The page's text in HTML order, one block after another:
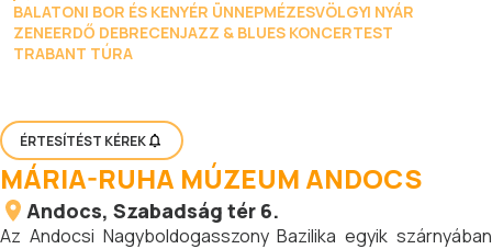
BALATONI BOR ÉS KENYÉR ÜNNEPMÉZESVÖLGYI NYÁR
ZENEERDŐ DEBRECENJAZZ & BLUES KONCERTEST
TRABANT TÚRA
ÉRTESÍTÉST KÉREK
MÁRIA-RUHA MÚZEUM ANDOCS
Andocs, Szabadság tér 6.
Az Andocsi Nagyboldogasszony Bazilika egyik szárnyában